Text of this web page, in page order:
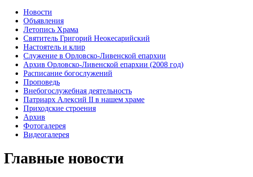
Новости
Объявления
Летопись Храма
Святитель Григорий Неокесарийский
Настоятель и клир
Служение в Орловско-Ливенской епархии
Архив Орловско-Ливенской епархии (2008 год)
Расписание богослужений
Проповедь
Внебогослужебная деятельность
Патриарх Алексий II в нашем храме
Приходские строения
Архив
Фотогалерея
Видеогалерея
Главные новости